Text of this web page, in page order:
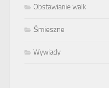
Obstawianie walk
Śmieszne
Wywiady